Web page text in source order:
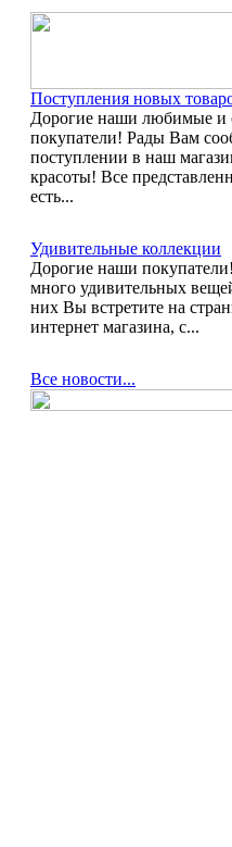
Поступления новых
Дорогие наши любимые и
покупатели! Рады Вам
поступлении в наш
красоты! Все
есть...
Удивительные коллекции
Дорогие наши
много удивительных
них Вы встретите на
интернет магазина, с...
Все новости...